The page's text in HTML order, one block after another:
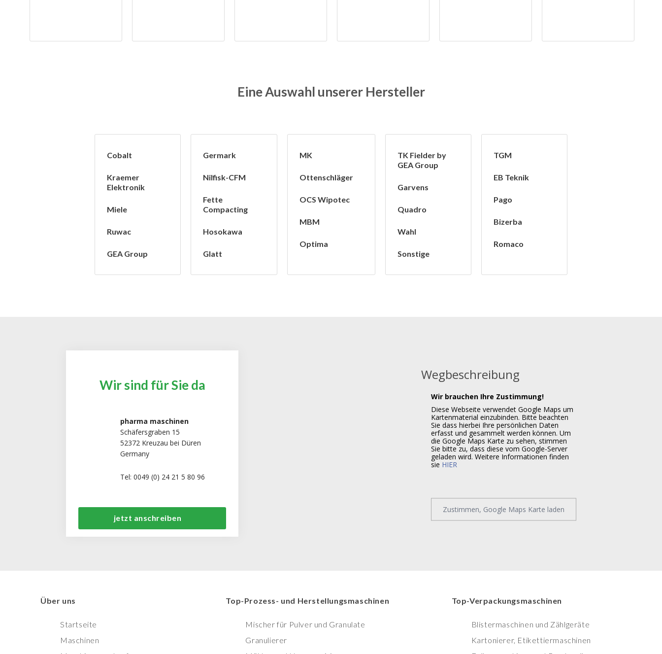
Eine Auswahl unserer Hersteller
Cobalt
Kraemer
Elektronik
Miele
Ruwac
GEA Group
Germark
Nilfisk-CFM
Fette
Compacting
Hosokawa
Glatt
MK
Ottenschläger
OCS Wipotec
MBM
Optima
TK Fielder by
GEA Group
Garvens
Quadro
Wahl
Sonstige
TGM
EB Teknik
Pago
Bizerba
Romaco
Wir sind für Sie da
pharma maschinen
Schäfersgraben 15
52372 Kreuzau bei Düren
Germany
Tel: 0049 (0) 24 21 5 80 96
jetzt anschreiben
Wegbeschreibung
Wir brauchen Ihre Zustimmung!
Diese Webseite verwendet Google Maps um
Kartenmaterial einzubinden. Bitte beachten
Sie dass hierbei Ihre persönlichen Daten
erfasst und gesammelt werden können. Um
die Google Maps Karte zu sehen, stimmen
Sie bitte zu, dass diese vom Google-Server
geladen wird. Weitere Informationen finden
sie HIER
Zustimmen, Google Maps Karte laden
Über uns
Startseite
Maschinen
Top-Prozess- und Herstellungsmaschinen
Mischer für Pulver und Granulate
Granulierer
Top-Verpackungsmaschinen
Blistermaschinen und Zählgeräte
Kartonierer, Etikettiermaschinen